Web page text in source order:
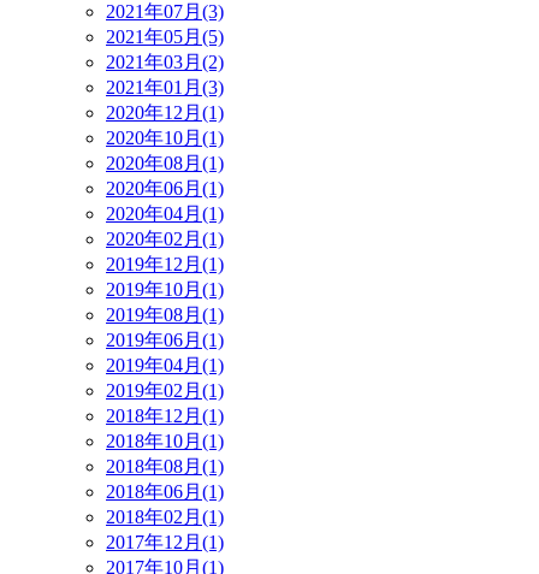
2021年07月(3)
2021年05月(5)
2021年03月(2)
2021年01月(3)
2020年12月(1)
2020年10月(1)
2020年08月(1)
2020年06月(1)
2020年04月(1)
2020年02月(1)
2019年12月(1)
2019年10月(1)
2019年08月(1)
2019年06月(1)
2019年04月(1)
2019年02月(1)
2018年12月(1)
2018年10月(1)
2018年08月(1)
2018年06月(1)
2018年02月(1)
2017年12月(1)
2017年10月(1)